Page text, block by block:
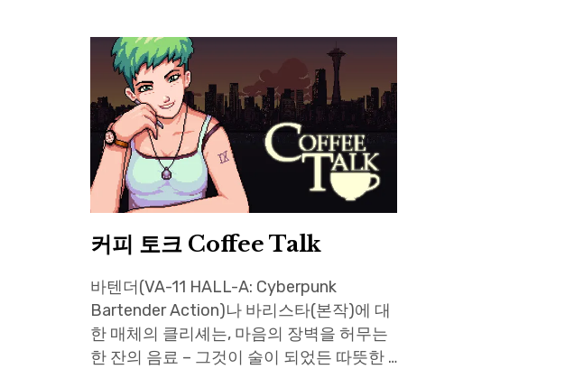
커피 토크 Coffee Talk
바텐더(VA-11 HALL-A: Cyberpunk
Bartender Action)나 바리스타(본작)에 대
한 매체의 클리셰는, 마음의 장벽을 허무는
한 잔의 음료 – 그것이 술이 되었든 따뜻한 …